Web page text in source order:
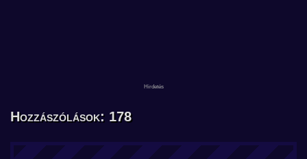
Hozzászólások: 178